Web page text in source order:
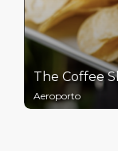
The Coffee
Aeroporto